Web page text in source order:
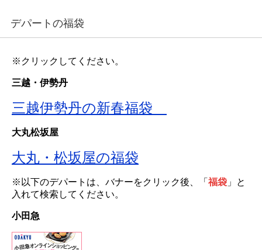
デパートの福袋
※クリックしてください。
三越・伊勢丹
三越伊勢丹の新春福袋
大丸松坂屋
大丸・松坂屋の福袋
※以下のデパートは、バナーをクリック後、「 福袋 」と
入れて検索してください。
小田急